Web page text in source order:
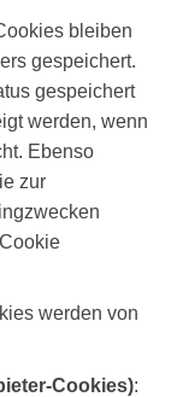
bleiben
gespeichert.
gespeichert
werden, wenn
Ebenso
zur
werden von
Cookies):